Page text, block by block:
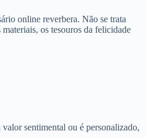
online reverbera. Não se trata
os tesouros da felicidade
sentimental ou é personalizado,